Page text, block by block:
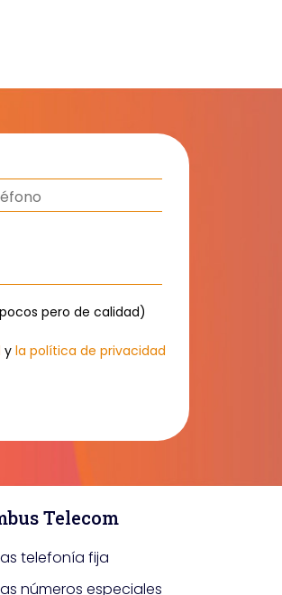
pero de calidad)
y la política de privacidad
Telecom
telefonía fija
números especiales